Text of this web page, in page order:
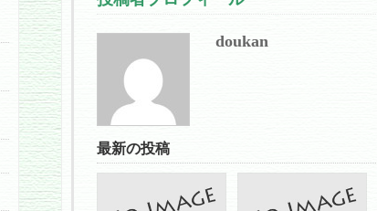
doukan
最新の投稿